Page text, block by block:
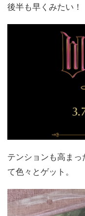
後半も早くみたい！
テンションも高ま
て色々とゲット。